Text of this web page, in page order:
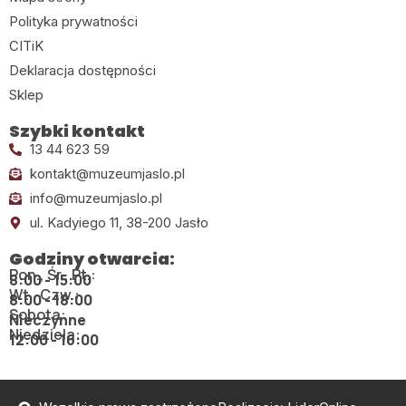
Polityka prywatności
CITiK
Deklaracja dostępności
Sklep
Szybki kontakt
13 44 623 59
kontakt@muzeumjaslo.pl
info@muzeumjaslo.pl
ul. Kadyiego 11, 38-200 Jasło
Godziny otwarcia:
Pon., Śr., Pt.:
8:00 - 15:00
Wt., Czw.:
8:00 - 18:00
Sobota:
Nieczynne
Niedziela:
12:00 - 16:00